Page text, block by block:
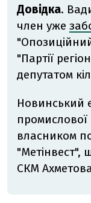
Довідка.
член уже
"Партії
депутатом
Новинський
власником
"Метінвест",
СКМ